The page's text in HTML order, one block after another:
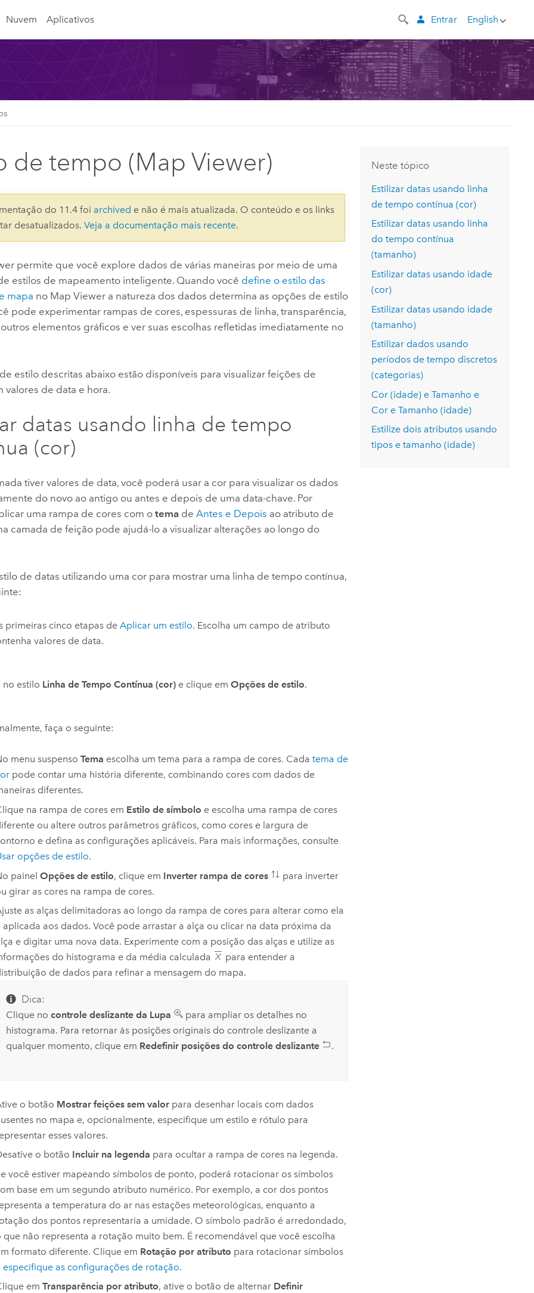
Nuvem Aplicativos English
Entrar
de tempo (Map Viewer)
do 11.4 foi archived e não é mais atualizada. O conteúdo e os links
desatualizados.Veja a documentação mais recente.
permite que você explore dados de várias maneiras por meio de uma
estilos de mapeamento inteligente. Quando você define o estilo das
mapa no Map Viewer a natureza dos dados determina as opções de estilo
pode experimentar rampas de cores, espessuras de linha, transparência,
elementos gráficos e ver suas escolhas refletidas imediatamente no
estilo descritas abaixo estão disponíveis para visualizar feições de
valores de data e hora.
datas usando linha de tempo
(cor)
tiver valores de data, você poderá usar a cor para visualizar os dados
do novo ao antigo ou antes e depois de uma data-chave. Por
uma rampa de cores com otema deAntes e Depois ao atributo de
camada de feição pode ajudá-lo a visualizar alterações ao longo do
de datas utilizando uma cor para mostrar uma linha de tempo contínua,
primeiras cinco etapas deAplicar um estilo. Escolha um campo de atributo
valores de data.
no estilo Linha de Tempo Contínua (cor) e clique emOpções de estilo.
faça o seguinte:
menu suspenso Tema escolha um tema para a rampa de cores. Cada tema de
pode contar uma história diferente, combinando cores com dados de
diferentes.
na rampa de cores em Estilo de símbolo e escolha uma rampa de cores
ou altere outros parâmetros gráficos, como cores e largura de
e defina as configurações aplicáveis. Para mais informações, consulte
opções de estilo.
painel Opções de estilo, clique em Inverter rampa de cores
para inverter
girar as cores na rampa de cores.
as alças delimitadoras ao longo da rampa de cores para alterar como ela
aplicada aos dados. Você pode arrastar a alça ou clicar na data próxima da
e digitar uma nova data. Experimente com a posição das alças e utilize as
do histograma e da média calculada
para entender a
de dados para refinar a mensagem do mapa.
Dica:
Clique nocontrole deslizante da Lupa
para ampliar os detalhes no
histograma. Para retornar às posições originais do controle deslizante a
qualquer momento, clique em Redefinir posições do controle deslizante .
o botão Mostrar feições sem valorpara desenhar locais com dados
no mapa e, opcionalmente, especifique um estilo e rótulo para
esses valores.
o botão Incluir na legenda para ocultar a rampa de cores na legenda.
você estiver mapeando símbolos de ponto, poderá rotacionar os símbolos
base em um segundo atributo numérico. Por exemplo, a cor dos pontos
a temperatura do ar nas estações meteorológicas, enquanto a
dos pontos representaria a umidade. O símbolo padrão é arredondado,
que não representa a rotação muito bem. É recomendável que você escolha
formato diferente. Clique em Rotação por atributo para rotacionar símbolos
especifique as configurações de rotação.
em Transparência por atributo, ative o botão de alternar Definir
Neste tópico
Estilizar datas usando linha
de tempo contínua (cor)
Estilizar datas usando linha
do tempo contínua
(tamanho)
Estilizar datas usando idade
(cor)
Estilizar datas usando idade
(tamanho)
Estilizar dados usando
períodos de tempo discretos
(categorias)
Cor (idade) e Tamanho e
Cor e Tamanho (idade)
Estilize dois atributos usando
tipos e tamanho (idade)